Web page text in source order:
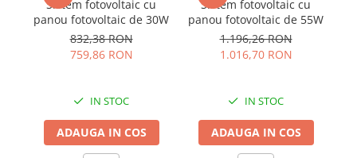
Sistem fotovoltaic cu
panou fotovoltaic de 30W
832,38 RON
759,86 RON
IN STOC
ADAUGA IN COS
Sistem fotovoltaic cu
panou fotovoltaic de 55W
1.196,26 RON
1.016,70 RON
IN STOC
ADAUGA IN COS